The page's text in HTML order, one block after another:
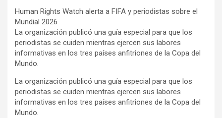
Human Rights Watch alerta a FIFA y periodistas sobre el
Mundial 2026
La organización publicó una guía especial para que los
periodistas se cuiden mientras ejercen sus labores
informativas en los tres países anfitriones de la Copa del
Mundo.
La organización publicó una guía especial para que los
periodistas se cuiden mientras ejercen sus labores
informativas en los tres países anfitriones de la Copa del
Mundo.